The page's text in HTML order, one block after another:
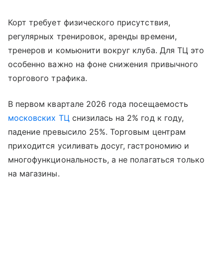
Корт требует физического присутствия,
регулярных тренировок, аренды времени,
тренеров и комьюнити вокруг клуба. Для ТЦ это
особенно важно на фоне снижения привычного
торгового трафика.
В первом квартале 2026 года посещаемость
московских ТЦснизилась на 2% год к году,
падение превысило 25%. Торговым центрам
приходится усиливать досуг, гастрономию и
многофункциональность, а не полагаться только
на магазины.